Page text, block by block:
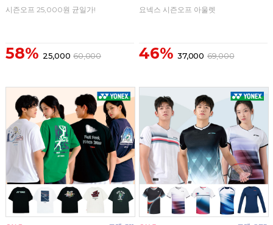
시즌오프 25,000원 균일가!
58% 25,000 60,000
요넥스 시즌오프 아울렛
46% 37,000 69,000